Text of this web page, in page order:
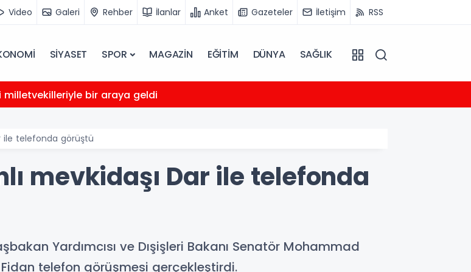
Video Galeri Rehber İlanlar Anket Gazeteler İletişim RSS
SİYASET SPOR MAGAZİN EĞİTİM DÜNYA SAĞLIK
milletvekilleriyle bir araya geldi
ile telefonda görüştü
mevkidaşı Dar ile telefonda
Yardımcısı ve Dışişleri Bakanı Senatör Mohammad
Fidan telefon görüşmesi gerçekleştirdi.